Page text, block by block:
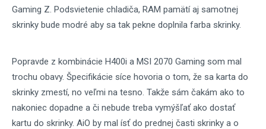
Gaming Z. Podsvietenie chladiča, RAM pamätí aj samotnej
skrinky bude modré aby sa tak pekne doplnila farba skrinky.
Popravde z kombinácie H400i a MSI 2070 Gaming som mal
trochu obavy. Špecifikácie síce hovoria o tom, že sa karta do
skrinky zmestí, no veľmi na tesno. Takže sám čakám ako to
nakoniec dopadne a či nebude treba vymýšľať ako dostať
kartu do skrinky. AiO by mal ísť do prednej časti skrinky a o